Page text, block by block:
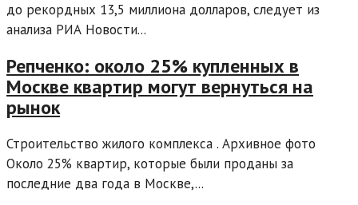
до рекордных 13,5 миллиона долларов, следует из
анализа РИА Новости...
Репченко: около 25% купленных в
Москве квартир могут вернуться на
рынок
Строительство жилого комплекса . Архивное фото
Около 25% квартир, которые были проданы за
последние два года в Москве,...